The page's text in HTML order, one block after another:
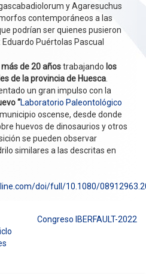
y Agaresuchus
contemporáneos a las
podrían ser quienes pusieron
Puértolas Pascual
de 20 añostrabajando los
de la provincia de Huesca
un gran impulso con la
“Laboratorio Paleontológico
oscense, desde donde
huevos de dinosaurios y otros
se pueden observar
similares a las descritas en
doi/full/10.1080/
Congreso IBERFAULT-2022